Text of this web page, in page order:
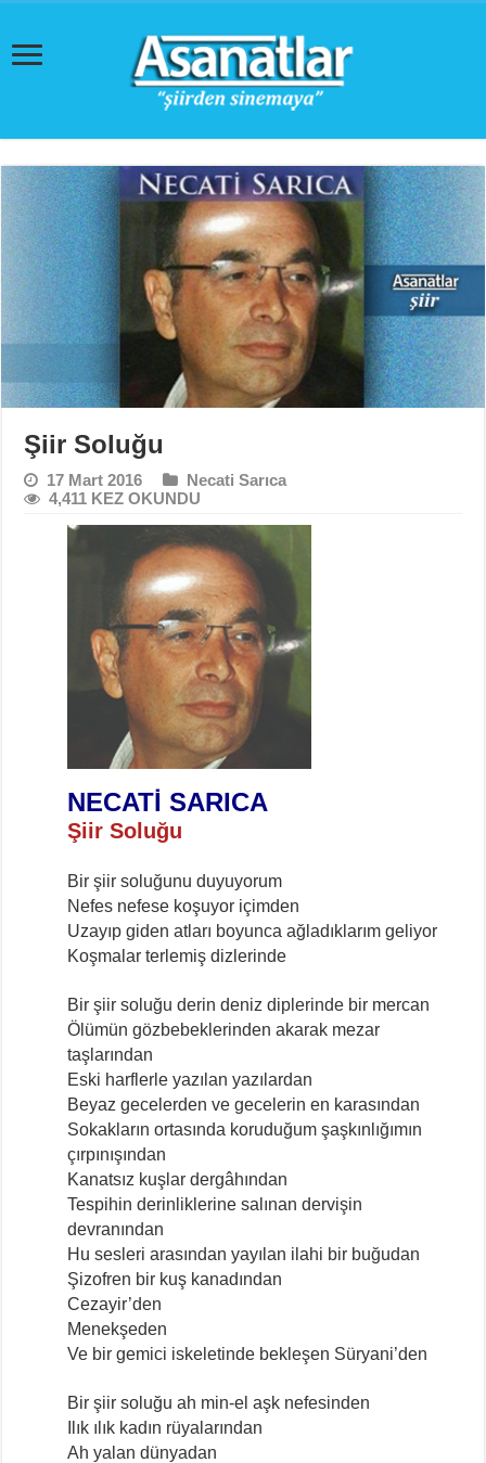
Şiir Soluğu
17 Mart 2016
Necati Sarıca
4,411 KEZ OKUNDU
NECATİ SARICA
Şiir Soluğu
Bir şiir soluğunu duyuyorum
Nefes nefese koşuyor içimden
Uzayıp giden atları boyunca ağladıklarım geliyor
Koşmalar terlemiş dizlerinde
Bir şiir soluğu derin deniz diplerinde bir mercan
Ölümün gözbebeklerinden akarak mezar
taşlarından
Eski harflerle yazılan yazılardan
Beyaz gecelerden ve gecelerin en karasından
Sokakların ortasında koruduğum şaşkınlığımın
çırpınışından
Kanatsız kuşlar dergâhından
Tespihin derinliklerine salınan dervişin
devranından
Hu sesleri arasından yayılan ilahi bir buğudan
Şizofren bir kuş kanadından
Cezayir’den
Menekşeden
Ve bir gemici iskeletinde bekleşen Süryani’den
Bir şiir soluğu ah min-el aşk nefesinden
Ilık ılık kadın rüyalarından
Ah yalan dünyadan